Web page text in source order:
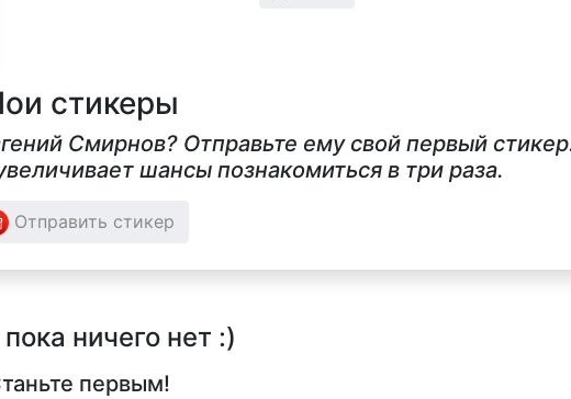
стикеры
Смирнов? Отправьте ему свой первый
шансы познакомиться в три раза.
Отправить стикер
ничего нет :)
первым!